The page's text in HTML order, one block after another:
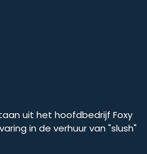
uit het hoofdbedrijf Foxy
in de verhuur van "slush"